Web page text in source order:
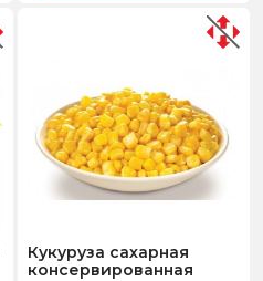
Кукуруза сахарная
консервированная